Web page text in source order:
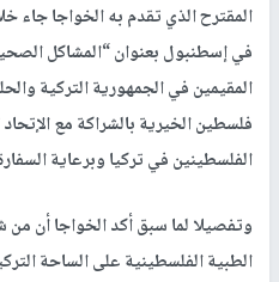
المقترح الذي تقدم به الخواجا
في إسطنبول بعنوان “المشاكل
المقيمين في الجمهورية التركية
فلسطين الخيرية بالشراكة مع الإتحاد
الفلسطينين في تركيا وبرعاية
وتفصيلا لما سبق أكد الخواجا أن
الطبية الفلسطينية على الساحة